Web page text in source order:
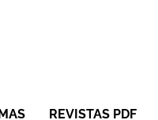
REVISTAS PDF